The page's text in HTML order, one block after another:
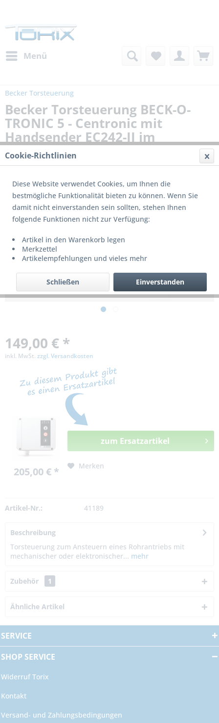
Menü
Becker Torsteuerung
Becker Torsteuerung BECK-O-
TRONIC 5 - Centronic mit
Handsender EC242-II im
Lieferumfang
Dieses Produkt wird nicht mehr produziert
bzw. ist nicht mehr lieferbar!
149,00 € *
inkl. MwSt. zzgl. Versandkosten
205,00 € *
zum Ersatzartikel
Merken
Artikel-Nr.: 41189
Beschreibung
Torsteuerung zum Ansteuern eines Rohrantriebs mit
mechanischer oder elektronischer... mehr
Zubehör 1
Ähnliche Artikel
SERVICE
SHOP SERVICE
Widerruf Torix
Kontakt
Versand- und Zahlungsbedingungen
Cookie-Richtlinien
Diese Website verwendet Cookies, um Ihnen die
bestmögliche Funktionalität bieten zu können. Wenn Sie
damit nicht einverstanden sein sollten, stehen Ihnen
folgende Funktionen nicht zur Verfügung:
Artikel in den Warenkorb legen
Merkzettel
Artikelempfehlungen und vieles mehr
Einverstanden
Schließen